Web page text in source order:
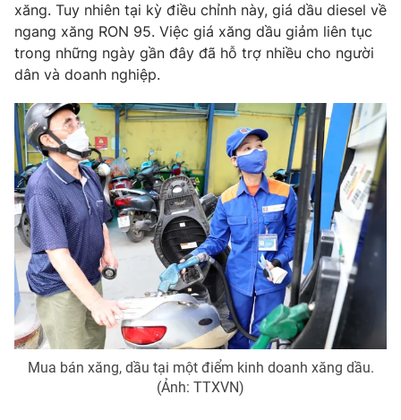
Tư vấn
Chuyên mục khác
Emagazine
Photo Infographic
Video Shorts video
VTV Money VTV Thể thao
VTV Sức khoẻ Bất động sản
Thị trường 24h Tấm lòng Việt
Vươn mình bằng AI
xăng. Tuy nhiên tại kỳ điều chỉnh này, giá dầu diesel về
ngang xăng RON 95. Việc giá xăng dầu giảm liên tục
trong những ngày gần đây đã hỗ trợ nhiều cho người
dân và doanh nghiệp.
Mua bán xăng, dầu tại một điểm kinh doanh xăng dầu.
(Ảnh: TTXVN)